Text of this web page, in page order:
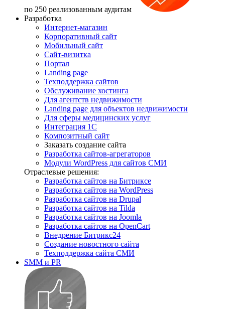
по 250 реализованным аудитам
Разработка
Интернет-магазин
Корпоративный сайт
Мобильный сайт
Сайт-визитка
Портал
Landing page
Техподдержка сайтов
Обслуживание хостинга
Для агентств недвижимости
Landing page для объектов недвижимости
Для сферы медицинских услуг
Интеграция 1С
Композитный сайт
Заказать создание сайта
Разработка сайтов-агрегаторов
Модули WordPress для сайтов СМИ
Отраслевые решения:
Разработка сайтов на Битриксе
Разработка сайтов на WordPress
Разработка сайтов на Drupal
Разработка сайтов на Tilda
Разработка сайтов на Joomla
Разработка сайтов на OpenCart
Внедрение Битрикс24
Создание новостного сайта
Техподдержка сайта СМИ
SMM и PR